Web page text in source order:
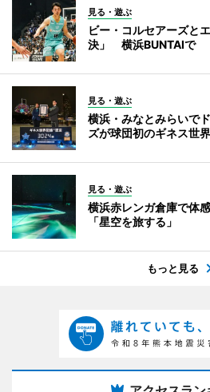
見る・遊ぶ
ビー・コルセアーズと
決」 横浜BUNTAIで
見る・遊ぶ
横浜・みなとみらいで
ズが球団初のギネス世
見る・遊ぶ
横浜赤レンガ倉庫で体
「星空を旅する」
もっと見る